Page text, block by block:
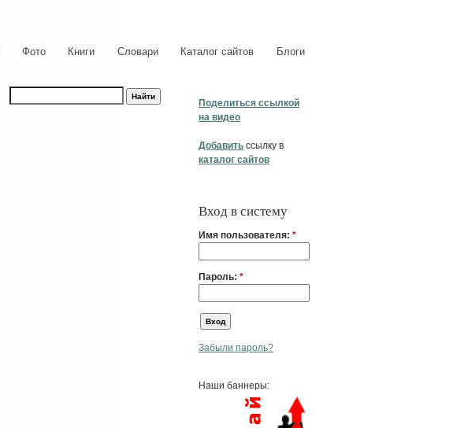
Фото Книги Словари Каталог сайтов Блоги
Поделиться ссылкой
на видео
Добавить ссылку в
каталог сайтов
Вход в систему
Имя пользователя: *
Пароль: *
Забыли пароль?
Наши баннеры: